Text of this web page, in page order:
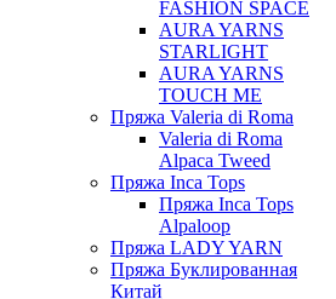
FASHION SPACE
AURA YARNS
STARLIGHT
AURA YARNS
TOUCH ME
Пряжа Valeria di Roma
Valeria di Roma
Alpaca Tweed
Пряжа Inca Tops
Пряжа Inca Tops
Alpaloop
Пряжа LADY YARN
Пряжа Буклированная
Китай